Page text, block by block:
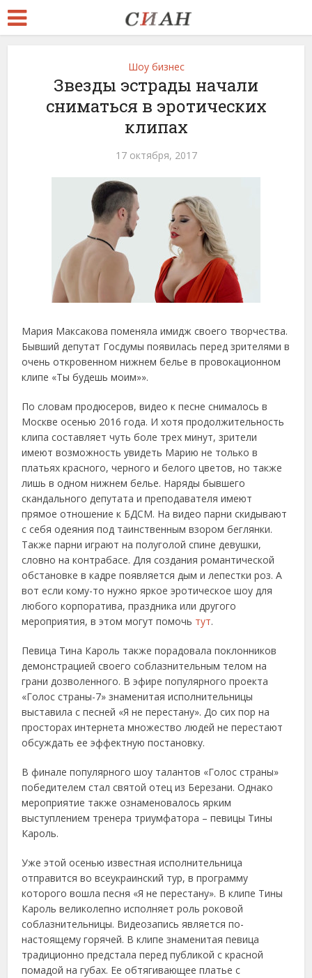
Шоу бизнес
Звезды эстрады начали
сниматься в эротических
клипах
17 октября, 2017
Мария Максакова поменяла имидж своего творчества.
Бывший депутат Госдумы появилась перед зрителями в
очень откровенном нижнем белье в провокационном
клипе «Ты будешь моим»».
По словам продюсеров, видео к песне снималось в
Москве осенью 2016 года. И хотя продолжительность
клипа составляет чуть боле трех минут, зрители
имеют возможность увидеть Марию не только в
платьях красного, черного и белого цветов, но также
лишь в одном нижнем белье. Наряды бывшего
скандального депутата и преподавателя имеют
прямое отношение к БДСМ. На видео парни скидывают
с себя одеяния под таинственным взором беглянки.
Также парни играют на полуголой спине девушки,
словно на контрабасе. Для создания романтической
обстановке в кадре появляется дым и лепестки роз. А
вот если кому-то нужно яркое эротическое шоу для
любого корпоратива, праздника или другого
мероприятия, в этом могут помочь тут.
Певица Тина Кароль также порадовала поклонников
демонстрацией своего соблазнительным телом на
грани дозволенного. В эфире популярного проекта
«Голос страны-7» знаменитая исполнительницы
выставила с песней «Я не перестану». До сих пор на
просторах интернета множество людей не перестают
обсуждать ее эффектную постановку.
В финале популярного шоу талантов «Голос страны»
победителем стал святой отец из Березани. Однако
мероприятие также ознаменовалось ярким
выступлением тренера триумфатора – певицы Тины
Кароль.
Уже этой осенью известная исполнительница
отправится во всеукраинский тур, в программу
которого вошла песня «Я не перестану». В клипе Тины
Кароль великолепно исполняет роль роковой
соблазнительницы. Видеозапись является по-
настоящему горячей. В клипе знаменитая певица
традиционно предстала перед публикой с красной
помадой на губах. Ее обтягивающее платье с